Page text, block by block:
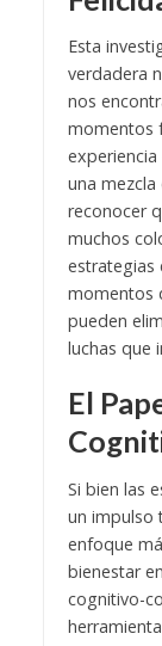
Esta
verdadera
nos
momentos
una
reconocer
muchos
estrategias
momentos
pueden
luchas que
El
Si bien las
un impulso
enfoque
bienestar
cognitivo-